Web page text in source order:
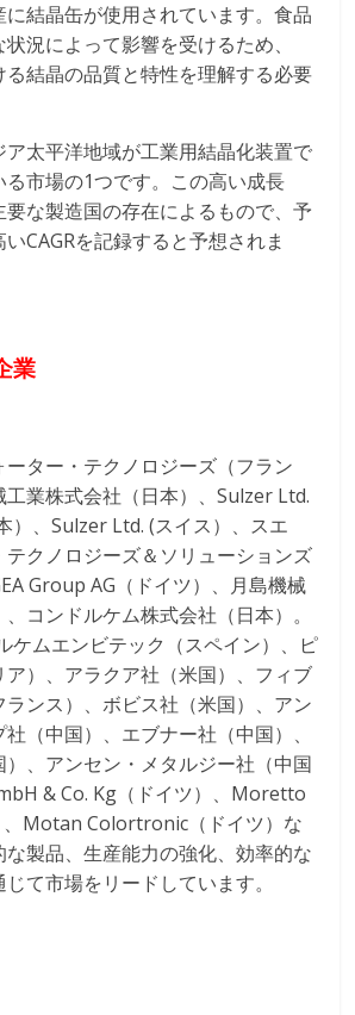
結晶缶が使用されています。食品
況によって影響を受けるため、
結晶の品質と特性を理解する必要
太平洋地域が工業用結晶化装置で
市場の1つです。この高い成長
な製造国の存在によるもので、予
CAGRを記録すると予想されま
業
ーター・テクノロジーズ（フラン
工業株式会社（日本）、Sulzer Ltd.
）、Sulzer Ltd. (スイス）、スエ
テクノロジーズ＆ソリューションズ
Group AG（ドイツ）、月島機械
コンドルケム株式会社（日本）。
ケムエンビテック（スペイン）、ピ
ア）、アラクア社（米国）、フィブ
ンス）、ボビス社（米国）、アン
（中国）、エブナー社（中国）、
、アンセン・メタルジー社（中国
& Co. Kg（ドイツ）、Moretto
、Motan Colortronic（ドイツ）な
な製品、生産能力の強化、効率的な
て市場をリードしています。